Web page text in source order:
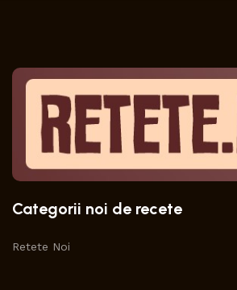
Categorii noi de recete
Retete Noi